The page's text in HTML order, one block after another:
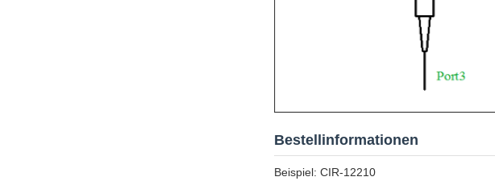
Bestellinformationen
Beispiel: CIR-12210